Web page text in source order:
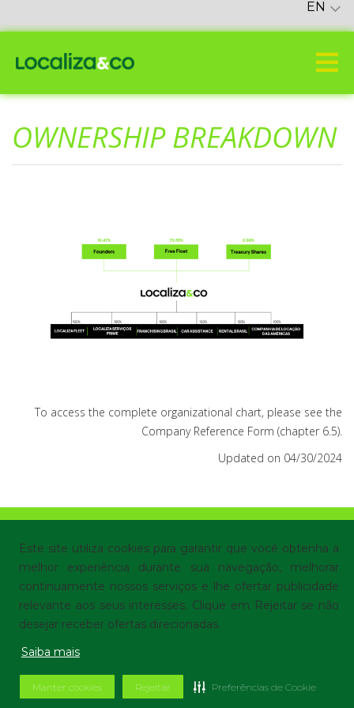
Este site utiliza cookies para garantir que você obtenha a
melhor experiência durante sua navegação, melhorar
continuamente nossos serviços e lhe ofertar publicidade
relevante aos seus interesses. Clique em Rejeitar se não
desejar receber ofertas direcionadas.
Saiba mais
Manter cookies Rejeitar Preferências de Cookie
EN
OWNERSHIP BREAKDOWN
To access the complete organizational chart, please see the
Company Reference Form (chapter 6.5).
Updated on 04/30/2024
Privacy Policy
Cookie preferences